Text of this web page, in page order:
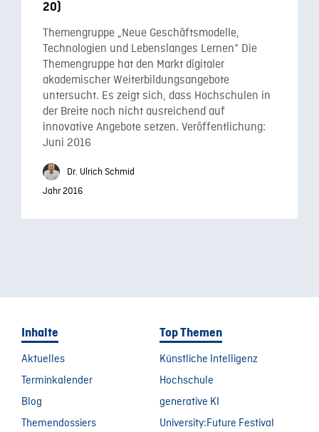
20)
Themengruppe „Neue Geschäftsmodelle,
Technologien und Lebenslanges Lernen“ Die
Themengruppe hat den Markt digitaler
akademischer Weiterbildungsangebote
untersucht. Es zeigt sich, dass Hochschulen in
der Breite noch nicht ausreichend auf
innovative Angebote setzen. Veröffentlichung:
Juni 2016
Dr. Ulrich Schmid
Jahr 2016
Inhalte
Aktuelles
Terminkalender
Blog
Themendossiers
Top Themen
Künstliche Intelligenz
Hochschule
generative KI
University:Future Festival